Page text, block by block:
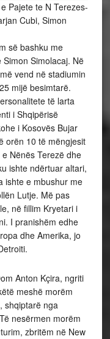
Pajete te N Terezes-
Cubi, Simon
së bashku me
Simolacaj. Në
vend në stadiumin
mijë besimtarë.
të larta
i Shqipërisë
i Kosovës Bujar
orën 10 të mëngjesit
Nënës Terezë dhe
ishte ndërtuar altari,
ishte e mbushur me
Lutje. Më pas
në fillim Kryetari i
I pranishëm edhe
dhe Amerika, jo
Anton Kçira, ngriti
meshë morëm
shqiptarë nga
nesërmen morëm
zbritëm në New